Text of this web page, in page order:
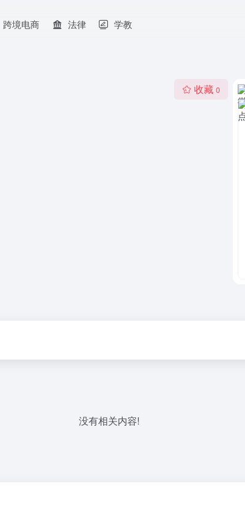
跨境电商 法律 学教
收藏 0
没有相关内容!